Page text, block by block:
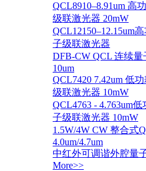
QCL8910–8.91um 高
级联激光器 20mW
QCL12150–12.15um
子级联激光器
DFB-CW QCL 连续
10um
QCL7420 7.42um 低
级联激光器 10mW
QCL4763 - 4.763um
子级联激光器 10mW
1.5W/4W CW 整合式
4.0um/4.7um
中红外可调谐外腔量
More>>